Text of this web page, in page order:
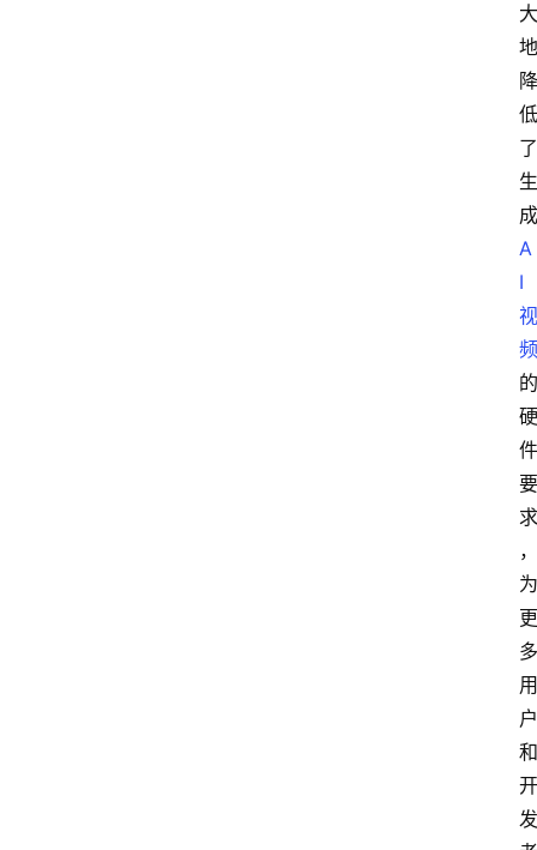
大
地
降
低
了
生
成
A
I
视
频
的
硬
件
要
求
，
为
更
多
用
户
和
开
发